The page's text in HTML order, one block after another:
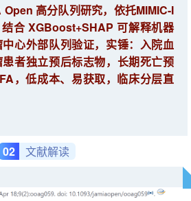
高分队列研究，依托MIMIC-I
合 XGBoost+SHAP 可解释机器
心外部队列验证，实锤：入院血
者独立预后标志物，长期死亡预
，低成本、易获取，临床分层直
02 文献解读